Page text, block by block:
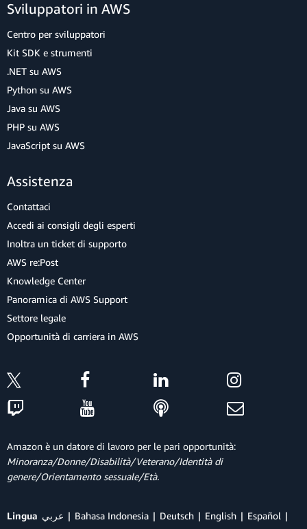
Sviluppatori in AWS
Centro per sviluppatori
Kit SDK e strumenti
.NET su AWS
Python su AWS
Java su AWS
PHP su AWS
JavaScript su AWS
Assistenza
Contattaci
Accedi ai consigli degli esperti
Inoltra un ticket di supporto
AWS re:Post
Knowledge Center
Panoramica di AWS Support
Settore legale
Opportunità di carriera in AWS
Amazon è un datore di lavoro per le pari opportunità:
Minoranza/Donne/Disabilità/Veterano/Identità di
genere/Orientamento sessuale/Età.
Lingua عربي Bahasa Indonesia Deutsch English
Español